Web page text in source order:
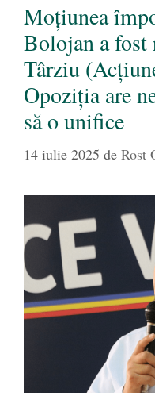
Moțiunea
Bolojan a fost
Târziu
Opoziția are
să o unifice
14 iulie 2025 de Rost